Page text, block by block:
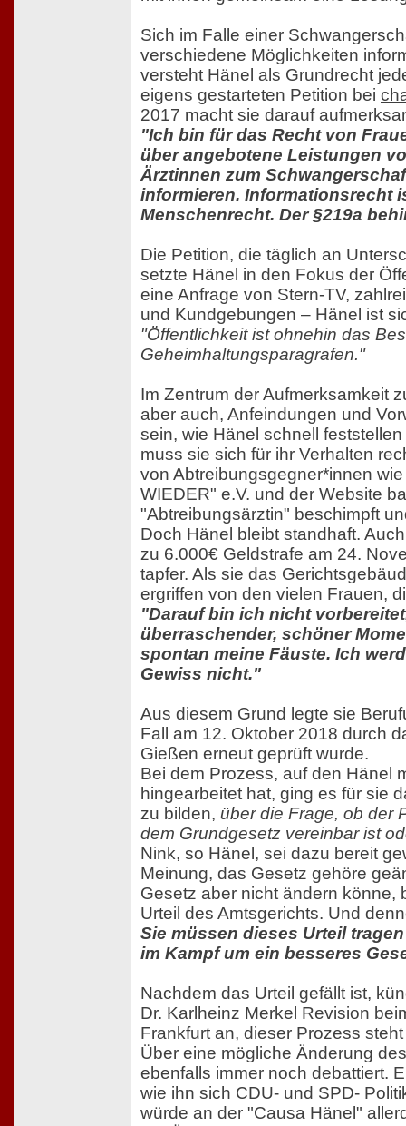
Sich im Falle einer
verschiedene Möglichkeiten
versteht Hänel als Grundrecht
eigens gestarteten Petition bei
2017 macht sie darauf
"Ich bin für das Recht von
über angebotene Leistungen
Ärztinnen zum
informieren. Informationsrecht
Menschenrecht. Der §219a
Die Petition, die täglich an
setzte Hänel in den Fokus der
eine Anfrage von Stern-TV,
und Kundgebungen – Hänel ist
"Öffentlichkeit ist ohnehin das
Geheimhaltungsparagrafen."
Im Zentrum der Aufmerksamkeit
aber auch, Anfeindungen und
sein, wie Hänel schnell
muss sie sich für ihr Verhalten
von Abtreibungsgegner*innen
WIEDER" e.V. und der Website
"Abtreibungsärztin" beschimpft
Doch Hänel bleibt standhaft.
zu 6.000€ Geldstrafe am 24.
tapfer. Als sie das
ergriffen von den vielen Frauen,
"Darauf bin ich nicht
überraschender, schöner
spontan meine Fäuste. Ich
Gewiss nicht."
Aus diesem Grund legte sie
Fall am 12. Oktober 2018 durch
Gießen erneut geprüft wurde.
Bei dem Prozess, auf den Hänel
hingearbeitet hat, ging es für sie
zu bilden, über die Frage, ob der
dem Grundgesetz vereinbar ist
Nink, so Hänel, sei dazu bereit
Meinung, das Gesetz gehöre
Gesetz aber nicht ändern könne,
Urteil des Amtsgerichts. Und
Sie müssen dieses Urteil
im Kampf um ein besseres
Nachdem das Urteil gefällt ist,
Dr. Karlheinz Merkel Revision
Frankfurt an, dieser Prozess
Über eine mögliche Änderung
ebenfalls immer noch debattiert.
wie ihn sich CDU- und SPD-
würde an der "Causa Hänel"